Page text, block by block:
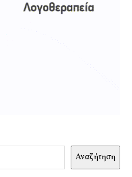
Αναζήτηση